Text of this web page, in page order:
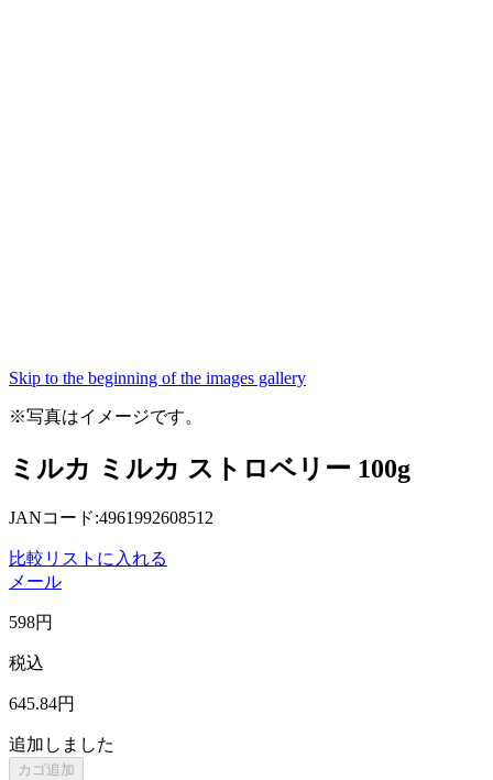
Skip to the beginning of the images gallery
※写真はイメージです。
ミルカ ミルカ ストロベリー 100g
JANコード:4961992608512
比較リストに入れる
メール
598円
税込
645.84円
追加しました
カゴ追加